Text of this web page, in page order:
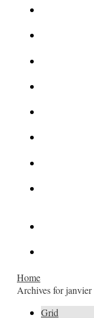
Home
Archives for janvier
Grid